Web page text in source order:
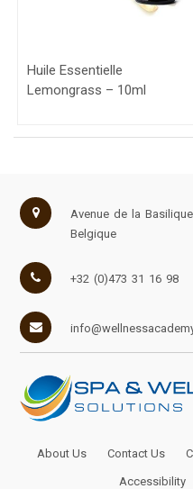
Huile Essentielle
Lemongrass – 10ml
Avenue de la
Belgique
+32 (0)473 31 16 98
About Us Contact Us
Accessibility